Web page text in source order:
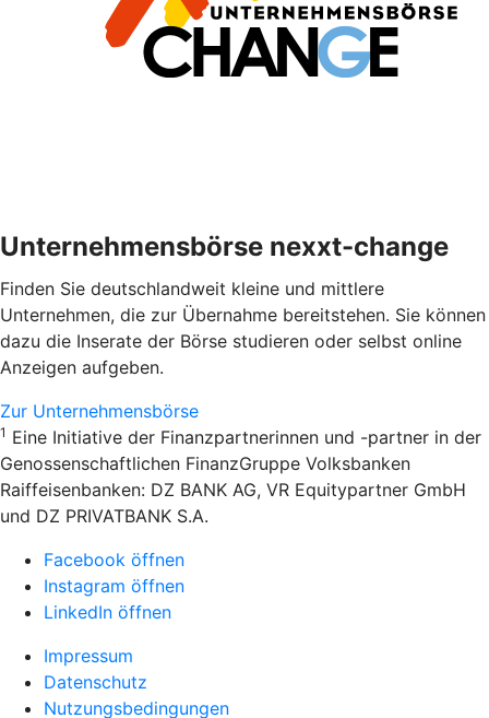
Unternehmensbörse nexxt-change
Finden Sie deutschlandweit kleine und mittlere
Unternehmen, die zur Übernahme bereitstehen. Sie können
dazu die Inserate der Börse studieren oder selbst online
Anzeigen aufgeben.
Zur Unternehmensbörse
1 Eine Initiative der Finanzpartnerinnen und -partner in der
Genossenschaftlichen FinanzGruppe Volksbanken
Raiffeisenbanken: DZ BANK AG, VR Equitypartner GmbH
und DZ PRIVATBANK S.A.
Facebook öffnen
Instagram öffnen
LinkedIn öffnen
Impressum
Datenschutz
Nutzungsbedingungen